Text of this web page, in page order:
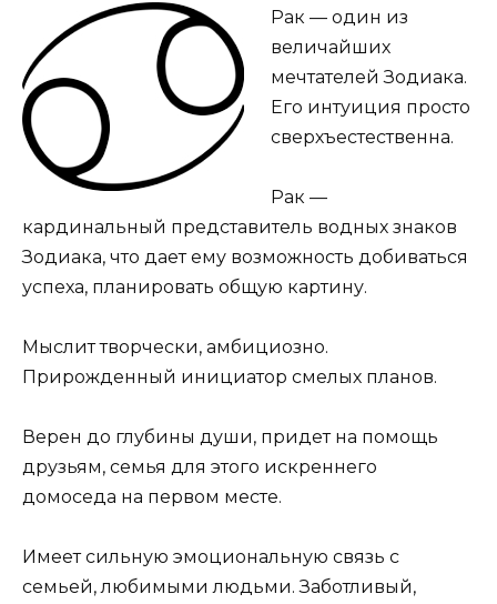
Рак — один из
величайших
мечтателей Зодиака.
Его интуиция просто
сверхъестественна.
Рак —
кардинальный представитель водных знаков
Зодиака, что дает ему возможность добиваться
успеха, планировать общую картину.
Мыслит творчески, амбициозно.
Прирожденный инициатор смелых планов.
Верен до глубины души, придет на помощь
друзьям, семья для этого искреннего
домоседа на первом месте.
Имеет сильную эмоциональную связь с
семьей, любимыми людьми. Заботливый,